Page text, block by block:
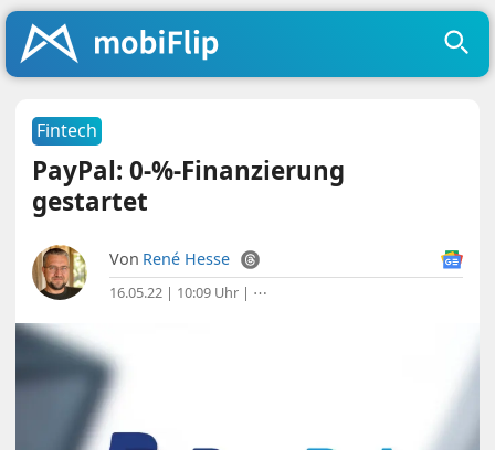
Fintech
PayPal: 0-%-Finanzierung
gestartet
Von René Hesse
16.05.22 | 10:09 Uhr | ⋯